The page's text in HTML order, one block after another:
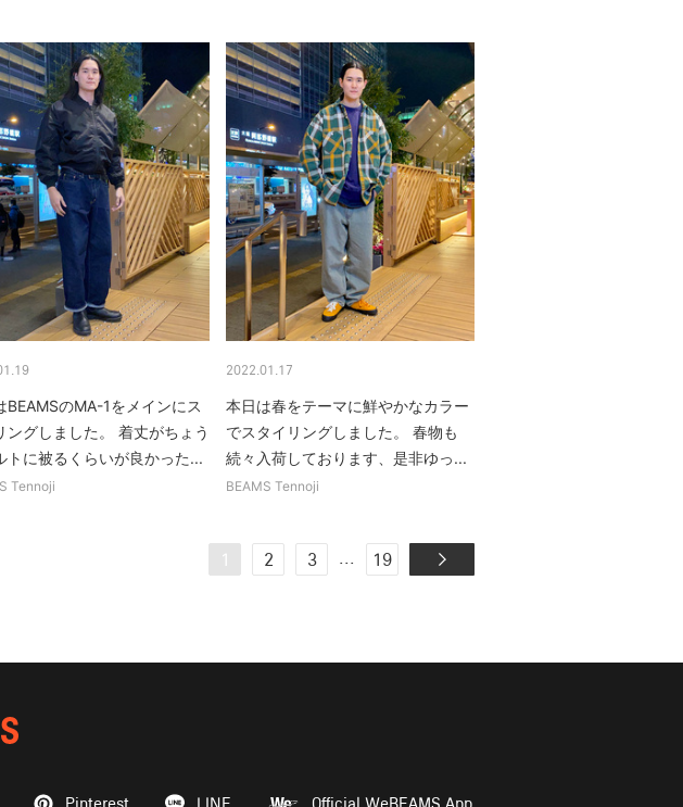
BEAMSのMA-1をメインにス
ングしました。 着丈がちょう
トに被るくらいが良かった...
Tennoji
2022.01.17
本日は春をテーマに鮮やかなカラー
でスタイリングしました。 春物も
続々入荷しております、是非ゆっ...
BEAMS Tennoji
1 2 3 ... 19